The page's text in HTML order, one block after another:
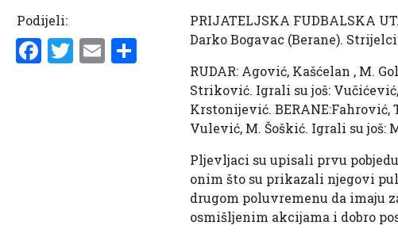
Podijeli:
Facebook
Twitter
EmailShare
PRIJATELJSKA FUDBALSKA
Darko Bogavac (Berane).
RUDAR: Agović, Kašćelan , M.
Striković. Igrali su još:
Krstonijević. BERANE:Fahrović,
Vulević, M. Šoškić. Igrali su još:
Pljevljaci su upisali prvu
onim što su prikazali njegovi
drugom poluvremenu da imaju
osmišljenim akcijama i dobro